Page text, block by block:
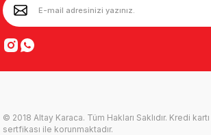
© 2018 Altay Karaca. Tüm Hakları Saklıdır. Kredi
sertfikası ile korunmaktadır.